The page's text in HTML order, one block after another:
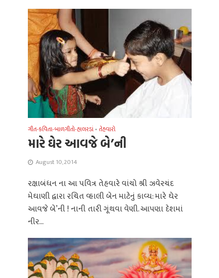
ગીત-કવિતા-બાળગીતો-હાલરડાં • તેહવારો
મારે ઘેર આવજે બે’ની
August 10, 2014
રક્ષાબંધન ના આ પવિત્ર તેહવારે વાંચો શ્રી ઝવેરચંદ
મેઘાણી દ્વારા રચિત વ્હાલી બેન માટેનું કાવ્ય: મારે ઘેર
આવજે બે’ની ! નાની તારી ગૂંથવા વેણી. આપણા દેશમાં
નીર...